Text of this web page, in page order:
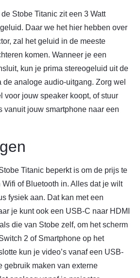
Stobe Titanic zit een 3 Watt
Daar we het hier hebben over
zal het geluid in de meeste
komen. Wanneer je een
kun je prima stereogeluid uit de
de analoge audio-uitgang. Zorg wel
voor jouw speaker koopt, of stuur
vanuit jouw smartphone naar een
Titanic beperkt is om de prijs te
of Bluetooth in. Alles dat je wilt
fysiek aan. Dat kan met een
je kunt ook een USB-C naar HDMI
die van Stobe zelf, om het scherm
2 of Smartphone op het
kun je video’s vanaf een USB-
gebruik maken van externe